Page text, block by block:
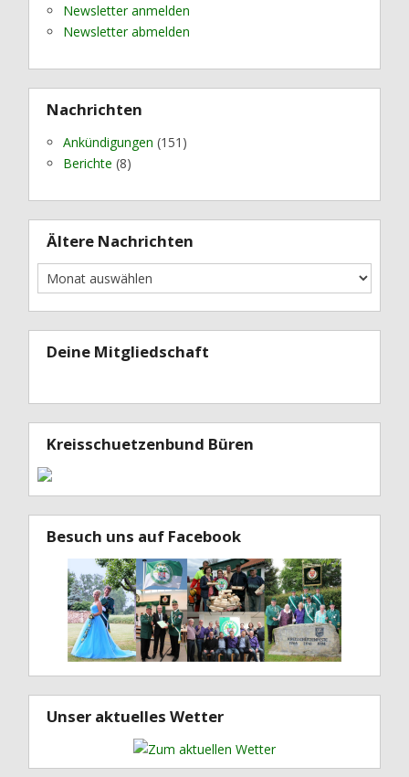
Newsletter anmelden
Newsletter abmelden
Nachrichten
Ankündigungen (151)
Berichte (8)
Ältere Nachrichten
Deine Mitgliedschaft
Kreisschuetzenbund Büren
Besuch uns auf Facebook
Unser aktuelles Wetter